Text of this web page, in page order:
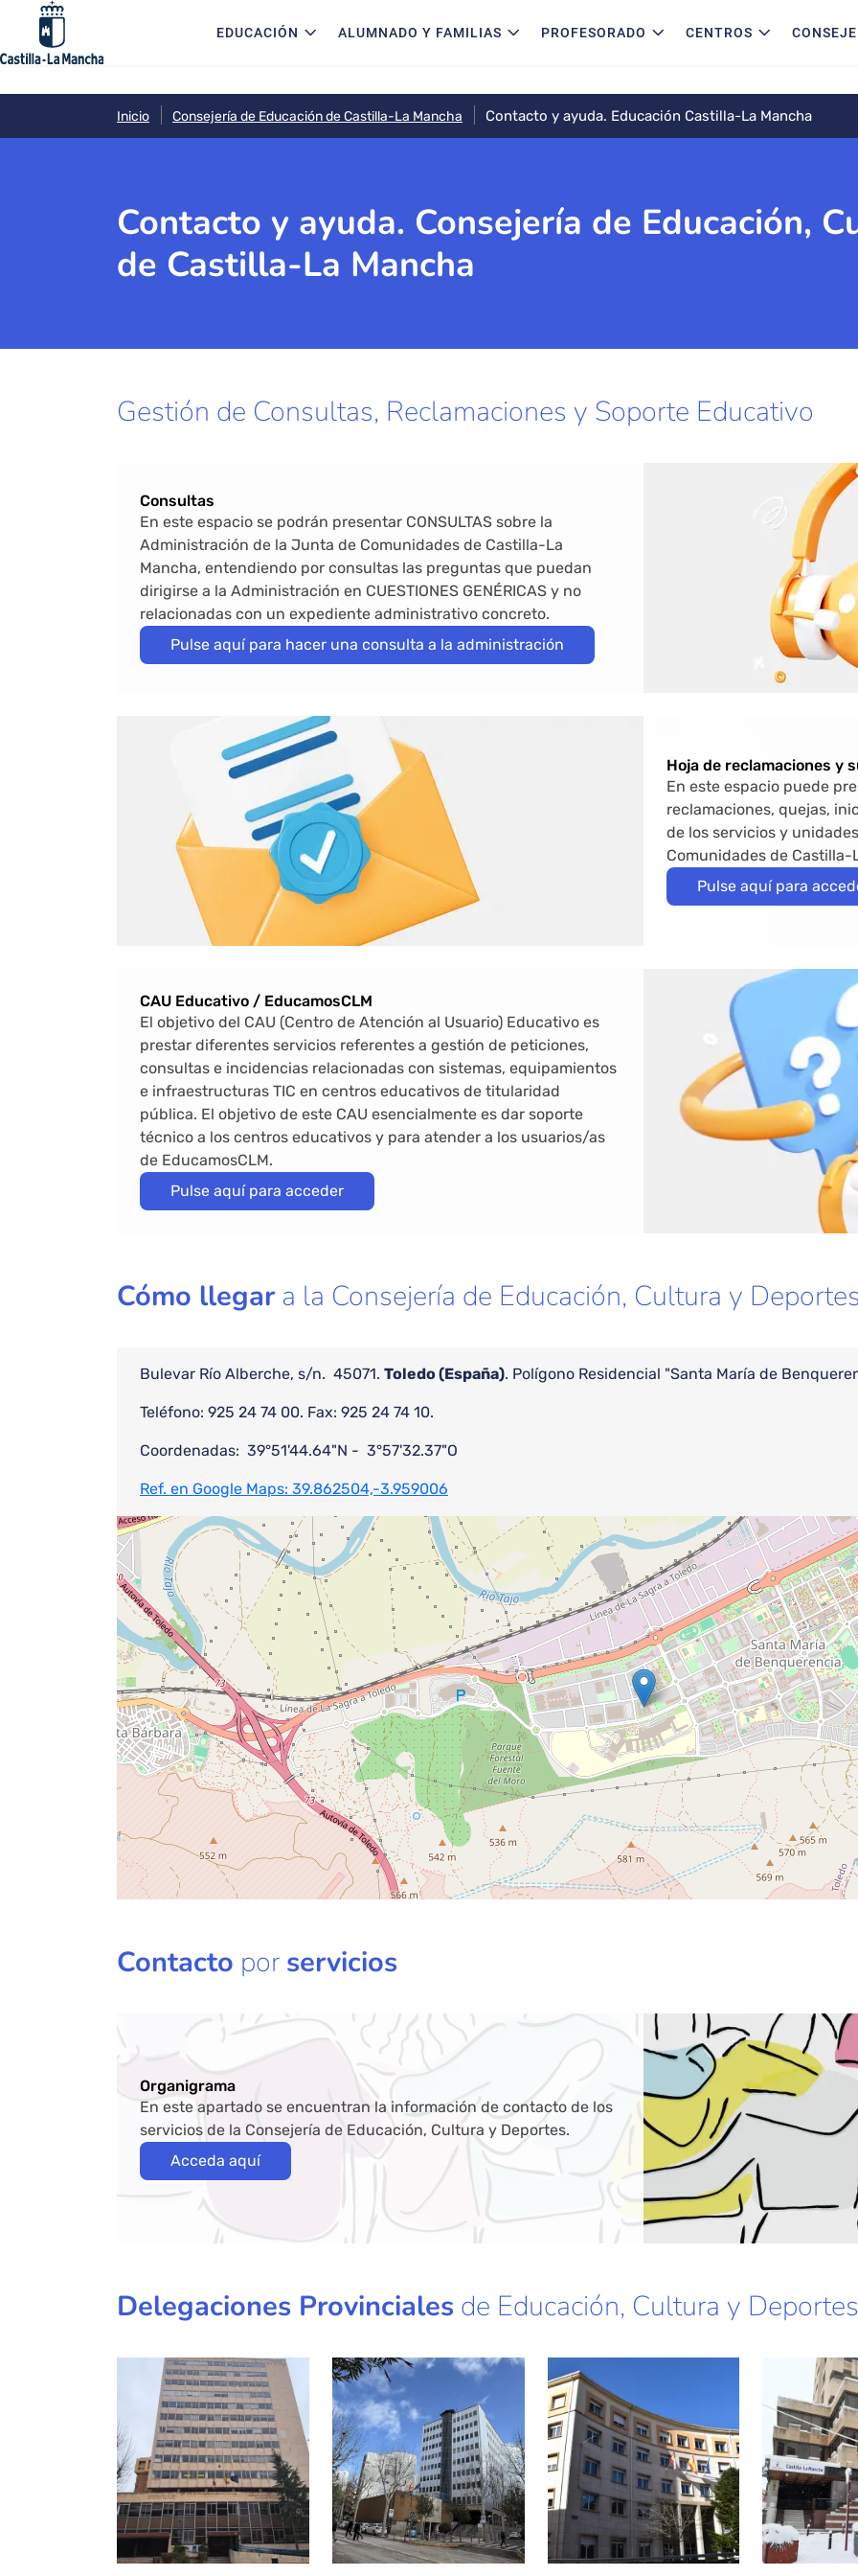
Pasar al contenido principalNavegación principal
EDUCACIÓN ALUMNADO Y FAMILIAS PROFESORADO CENTROS
Inicio Consejería de Educación de Castilla-La Mancha Contacto y ayuda. Educación Castilla-La Mancha
Contacto y ayuda. Consejería de Educación,
de Castilla-La Mancha
Gestión de Consultas, Reclamaciones y Soporte Educativo
Consultas
En este espacio se podrán presentar CONSULTAS sobre la
Administración de la Junta de Comunidades de Castilla-La
Mancha, entendiendo por consultas las preguntas que puedan
dirigirse a la Administración en CUESTIONES GENÉRICAS y no
relacionadas con un expediente administrativo concreto.
Pulse aquí para hacer una consulta a la administración
Bloque de contenido
Hoja de reclamaciones y
En este espacio puede
reclamaciones, quejas,
de los servicios y
Comunidades de Castilla-
Pulse aquí para
Bloque de contenido
CAU Educativo / EducamosCLM
El objetivo del CAU (Centro de Atención al Usuario) Educativo es
prestar diferentes servicios referentes a gestión de peticiones,
consultas e incidencias relacionadas con sistemas, equipamientos
e infraestructuras TIC en centros educativos de titularidad
pública. El objetivo de este CAU esencialmente es dar soporte
técnico a los centros educativos y para atender a los usuarios/as
de EducamosCLM.
Pulse aquí para acceder
Cómo llegara la Consejería de Educación, Cultura y
Bulevar Río Alberche, s/n. 45071. Toledo (España). Polígono Residencial "Santa María de
Teléfono: 925 24 74 00. Fax: 925 24 74 10.
Coordenadas: 39°51'44.64"N - 3°57'32.37"O
Ref. en Google Maps: 39.862504,-3.959006
Bloque de contenido
Contacto por servicios
Organigrama
En este apartado se encuentran la información de contacto de los
servicios de la Consejería de Educación, Cultura y Deportes.
Acceda aquí
Delegaciones Provinciales de Educación, Cultura y Deportes